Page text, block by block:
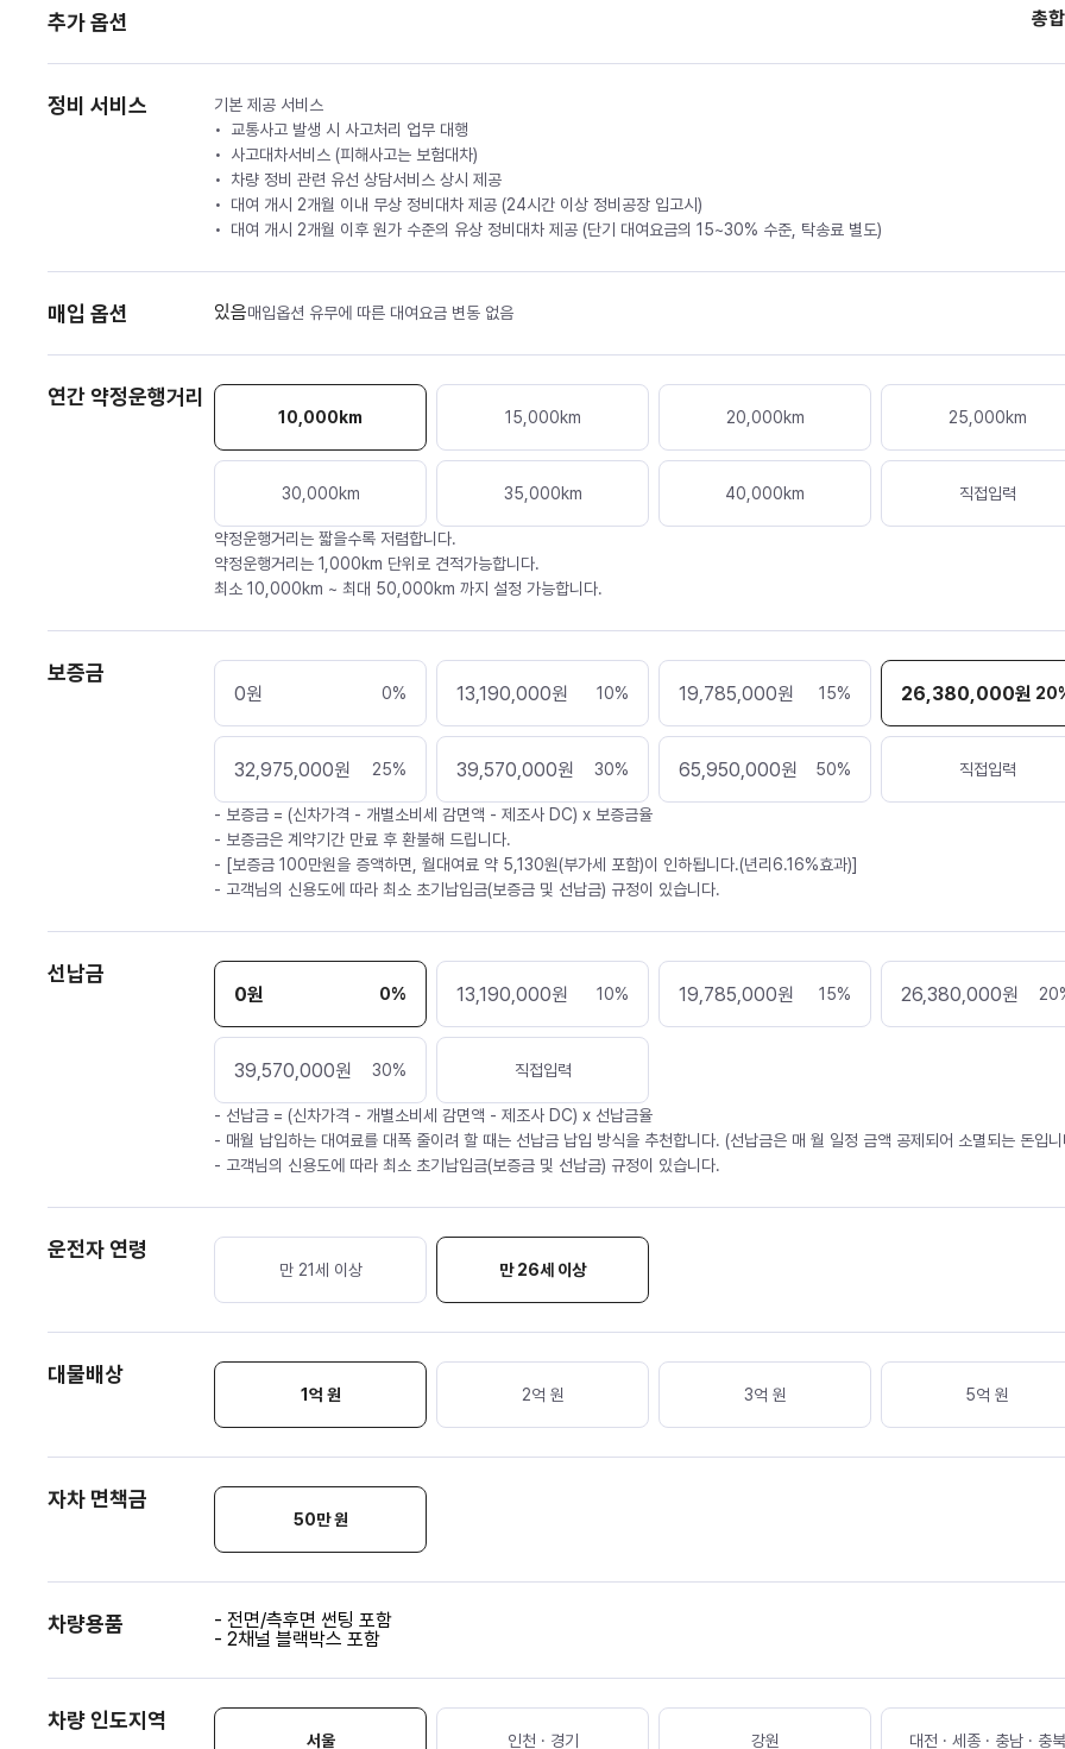
추가 옵션 총합
정비 서비스
기본 제공 서비스
교통사고 발생 시 사고처리 업무 대행
사고대차서비스 (피해사고는 보험대차)
차량 정비 관련 유선 상담서비스 상시 제공
대여 개시 2개월 이내 무상 정비대차 제공 (24시간 이상 정비공장 입고시)
대여 개시 2개월 이후 원가 수준의 유상 정비대차 제공 (단기 대여요금의 15~30% 수준, 탁송료 별도)
매입 옵션 있음매입옵션 유무에 따른 대여요금 변동 없음
연간 약정운행거리
10,000 km 15,000km 20,000km 25,000km
30,000km 35,000km 40,000km 직접입력
약정운행거리는 짧을수록 저렴합니다.
약정운행거리는 1,000km 단위로 견적가능합니다.
최소 10,000km ~ 최대 50,000km 까지 설정 가능합니다.
보증금
0원 0% 13,190,000원 10% 19,785,000원 15% 26,380,000원 20
32,975,000원 25% 39,570,000원 30% 65,950,000원 50% 직접입력
- 보증금 = (신차가격 - 개별소비세 감면액 - 제조사 DC) x 보증금율
- 보증금은 계약기간 만료 후 환불해 드립니다.
- [보증금 100만원을 증액하면, 월대여료 약 5,130원(부가세 포함)이 인하됩니다.(년리6.16%효과)]
- 고객님의 신용도에 따라 최소 초기납입금(보증금 및 선납금) 규정이 있습니다.
선납금
0원 0% 13,190,000원 10% 19,785,000원 15% 26,380,000원 20
39,570,000원 30% 직접입력
- 선납금 = (신차가격 - 개별소비세 감면액 - 제조사 DC) x 선납금율
- 매월 납입하는 대여료를 대폭 줄이려 할 때는 선납금 납입 방식을 추천합니다. (선납금은 매 월 일정 금액 공제되어 소멸되는 돈입
- 고객님의 신용도에 따라 최소 초기납입금(보증금 및 선납금) 규정이 있습니다.
운전자 연령
만 21세 이상 만 26세 이상
대물배상
1억 원 2억 원 3억 원 5억 원
자차 면책금
50만 원
차량용품
- 전면/측후면 썬팅 포함
- 2채널 블랙박스 포함
차량 인도지역
서울 인천 · 경기 강원 대전 · 세종 · 충남 · 충북